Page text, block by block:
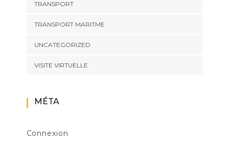
TRANSPORT
TRANSPORT MARITME
UNCATEGORIZED
VISITE VIRTUELLE
MÉTA
Connexion